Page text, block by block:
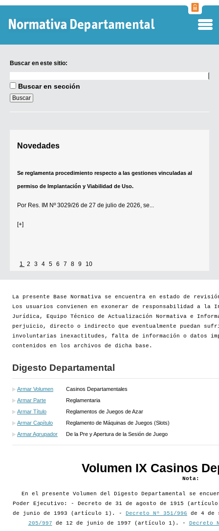
Buscar en este sitio:
en
sitio:
Buscar en sección
Novedades
PorRes. IM Nº 3029/26de 27 de julio de 2026, se...
[+]
[+]
1 2 3 4 5 6 7 8 9 10
La presente Base Normativa se encuentra en estado de
Los usuarios convienen en exonerar de responsabilidad a la
Jurídica, Equipo Técnico de Actualización Normativa e
perjuicio, directo o indirecto que eventualmente puedan
involuntarias inexactitudes, falta de información o datos
contenidos en los archivos de dicha base.
Digesto Departamental
Armar Volumen
Casinos Departamentales
Armar Parte
Reglamentaria
Armar Título
Reglamentos de Juegos de Azar
Armar Capítulo
Reglamento de Máquinas de Juegos (Slots)
Armar Agrupador
De la Pre y Apertura de la Sesión de Juego
Volumen IX Casinos
Nota:
En el presente Volumen del Digesto Departamental se
Poder Ejecutivo: - Decreto de 31 de agosto de 1915
de junio de 1993 (artículo 1). -
Decreto Nº 351/996 de 4 de
205/997 de 12 de junio de 1997 (artículo 1). - Decreto